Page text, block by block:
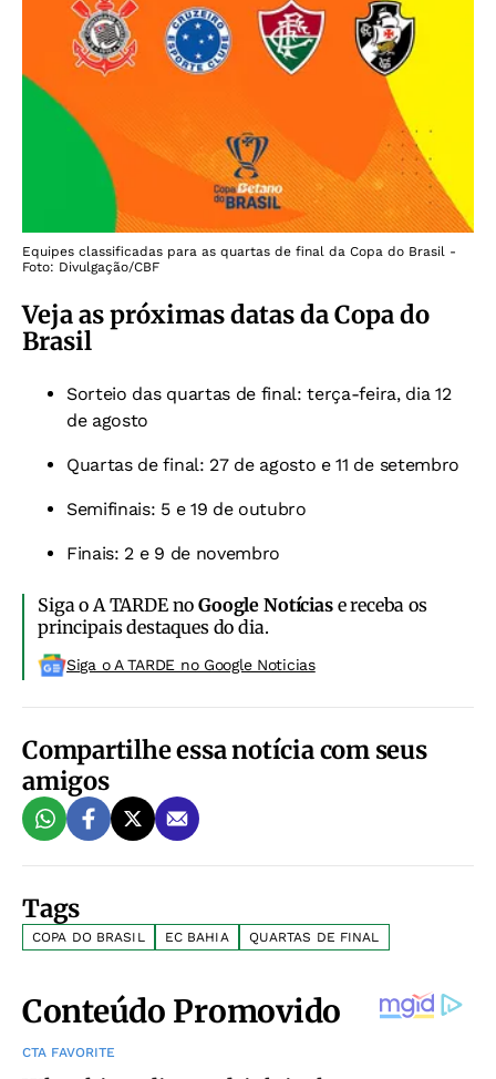
Equipes classificadas para as quartas de final da Copa do Brasil -
Foto: Divulgação/CBF
Veja as próximas datas da Copa do
Brasil
Sorteio das quartas de final: terça-feira, dia 12
de agosto
Quartas de final: 27 de agosto e 11 de setembro
Semifinais: 5 e 19 de outubro
Finais: 2 e 9 de novembro
Siga o A TARDE noGoogle Notíciase receba os
principais destaques do dia.
Siga o A TARDE no Google Noticias
Compartilhe essa notícia com seus
amigos
Tags
COPA DO BRASIL EC BAHIA QUARTAS DE FINAL